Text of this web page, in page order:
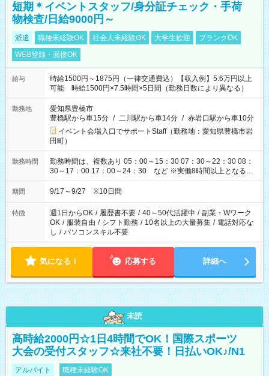
短期＊イベントスタッフ/身分証チェック・手荷
物検査/日給9000円～
派遣 職種未経験OK 社会人未経験OK 大学生歓迎
ブランクOK
WEB登録・面接OK
給与
時給1500円～1875円（一律交通費込）【収入例】5.6万円以上
可能 時給1500円×7.5時間×5日間（勤務日数により異なる）
勤務地
愛知県豊橋市
豊橋駅から車15分 / 二川駅から車14分 / 赤岩口駅から車10分
イベント会場入口でサポートStaff（勤務地：愛知県豊橋市岩
田町）
勤務時間
勤務時間は、複数あり 05：00～15：30 07：30～22：30 08：
30～17：00 17：00～24：30 など ※実働8時間以上となる勤
務もあります。 【休憩】60分+他休憩あり 交替で取得します。
安全面に配慮しこまめな休憩があります。
期間 9/17～9/27 ※10日間
特徴 週1日からOK / 履歴書不要 / 40～50代活躍中 / 副業・Wワーク
OK / 服装自由 / シフト勤務 / 10名以上の大量募集 / 電話対応な
し / パソコンスキル不要
気になる！ 応募する 詳細へ
未読
高時給2000円☆1日4時間でOK！国際スポーツ
大会の受付スタッフ☆来社不要！日払いOK♪/N1
アルバイト 職種未経験OK